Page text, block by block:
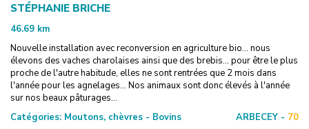
STÉPHANIE BRICHE
46.69 km
Nouvelle installation avec reconversion en agriculture bio... nous
élevons des vaches charolaises ainsi que des brebis... pour être le plus
proche de l'autre habitude, elles ne sont rentrées que 2 mois dans
l'année pour les agnelages... Nos animaux sont donc élevés à l'année
sur nos beaux pâturages...
Catégories: Moutons, chèvres - Bovins ARBECEY - 70